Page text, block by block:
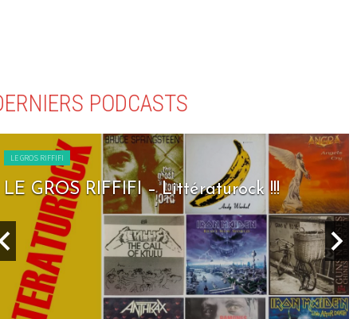
PODCASTS
LE GROS RIFFIFI
LE GROS RIFFIFI – Littératurock !!!